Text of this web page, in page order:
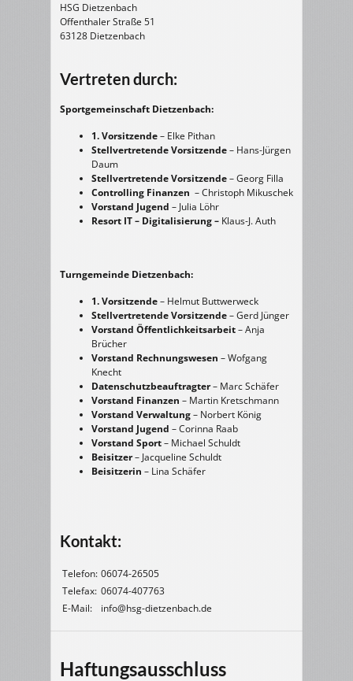
HSG Dietzenbach
Offenthaler Straße 51
63128 Dietzenbach
Vertreten durch:
Sportgemeinschaft Dietzenbach:
1. Vorsitzende– Elke Pithan
Stellvertretende Vorsitzende– Hans-Jürgen
Daum
Stellvertretende Vorsitzende– Georg Filla
Controlling Finanzen – Christoph Mikuschek
Vorstand Jugend – Julia Löhr
Resort IT – Digitalisierung – Klaus-J. Auth
Turngemeinde Dietzenbach:
1. Vorsitzende– Helmut Buttwerweck
Stellvertretende Vorsitzende– Gerd Jünger
Vorstand Öffentlichkeitsarbeit– Anja
Brücher
Vorstand Rechnungswesen – Wofgang
Knecht
Datenschutzbeauftragter– Marc Schäfer
Vorstand Finanzen – Martin Kretschmann
Vorstand Verwaltung– Norbert König
Vorstand Jugend – Corinna Raab
Vorstand Sport– Michael Schuldt
Beisitzer– Jacqueline Schuldt
Beisitzerin – Lina Schäfer
Kontakt:
Telefon: 06074-26505
Telefax: 06074-407763
E-Mail:
info@hsg-dietzenbach.de
Haftungsausschluss